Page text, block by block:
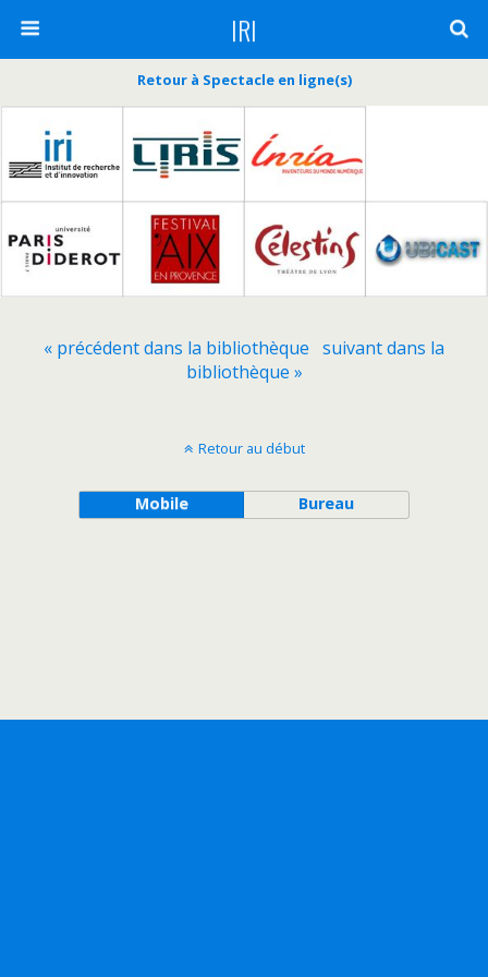
IRI
Retour à Spectacle en ligne(s)
« précédent dans la bibliothèque suivant dans la
bibliothèque »
Retour au début
Mobile Bureau